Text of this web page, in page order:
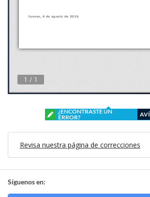
¿ENCONTRASTE UN
ERROR?
Revisa nuestra página de correcciones
Síguenos en: